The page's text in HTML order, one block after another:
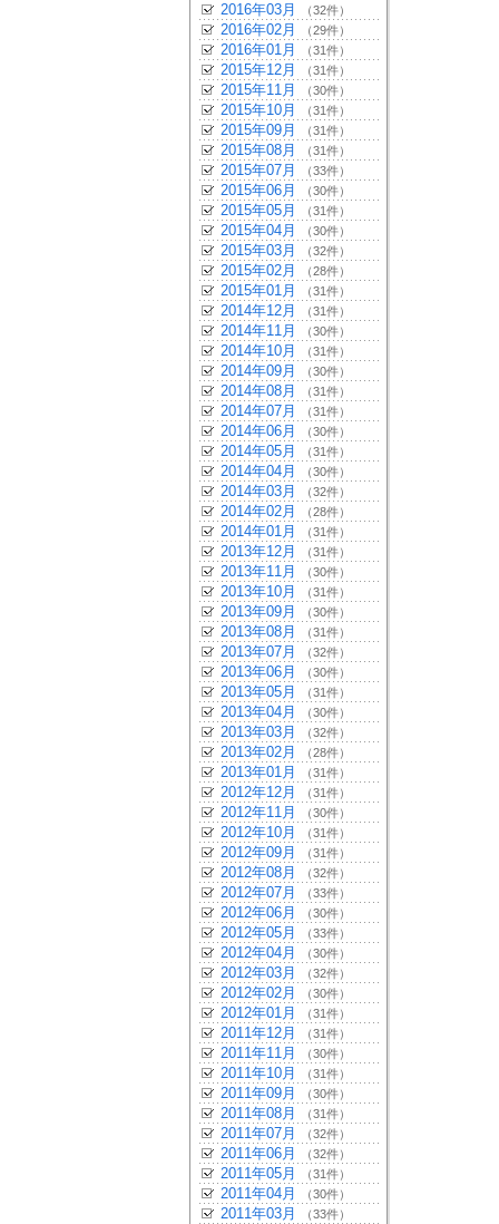
2016年03月 （32件）
2016年02月 （29件）
2016年01月 （31件）
2015年12月 （31件）
2015年11月 （30件）
2015年10月 （31件）
2015年09月 （31件）
2015年08月 （31件）
2015年07月 （33件）
2015年06月 （30件）
2015年05月 （31件）
2015年04月 （30件）
2015年03月 （32件）
2015年02月 （28件）
2015年01月 （31件）
2014年12月 （31件）
2014年11月 （30件）
2014年10月 （31件）
2014年09月 （30件）
2014年08月 （31件）
2014年07月 （31件）
2014年06月 （30件）
2014年05月 （31件）
2014年04月 （30件）
2014年03月 （32件）
2014年02月 （28件）
2014年01月 （31件）
2013年12月 （31件）
2013年11月 （30件）
2013年10月 （31件）
2013年09月 （30件）
2013年08月 （31件）
2013年07月 （32件）
2013年06月 （30件）
2013年05月 （31件）
2013年04月 （30件）
2013年03月 （32件）
2013年02月 （28件）
2013年01月 （31件）
2012年12月 （31件）
2012年11月 （30件）
2012年10月 （31件）
2012年09月 （31件）
2012年08月 （32件）
2012年07月 （33件）
2012年06月 （30件）
2012年05月 （33件）
2012年04月 （30件）
2012年03月 （32件）
2012年02月 （30件）
2012年01月 （31件）
2011年12月 （31件）
2011年11月 （30件）
2011年10月 （31件）
2011年09月 （30件）
2011年08月 （31件）
2011年07月 （32件）
2011年06月 （32件）
2011年05月 （31件）
2011年04月 （30件）
2011年03月 （33件）